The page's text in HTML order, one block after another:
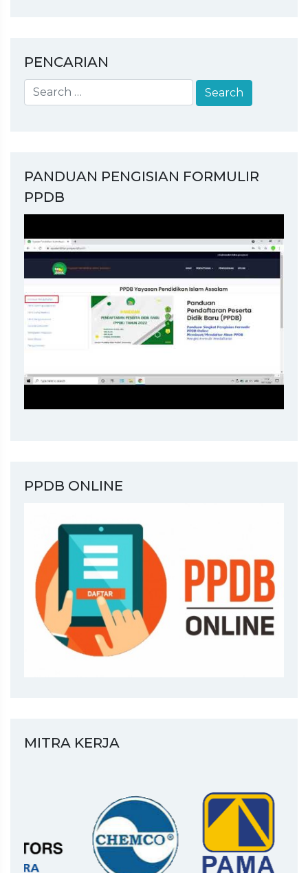
PENCARIAN
PANDUAN PENGISIAN FORMULIR
PPDB
PPDB ONLINE
MITRA KERJA